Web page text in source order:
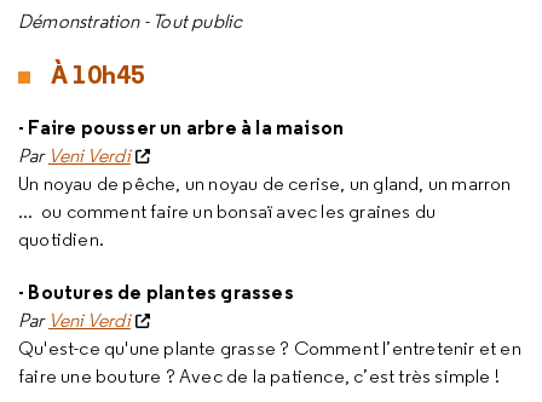
Démonstration - Tout public
À 10h45
- Faire pousser un arbre à la maison
Par Veni Verdi
Un noyau de pêche, un noyau de cerise, un gland, un marron
... ou comment faire un bonsaï avec les graines du
quotidien.
- Boutures de plantes grasses
Par Veni Verdi
Qu'est-ce qu'une plante grasse ? Comment l’entretenir et en
faire une bouture ? Avec de la patience, c’est très simple !